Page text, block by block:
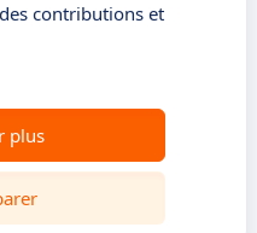
contributions et
plus